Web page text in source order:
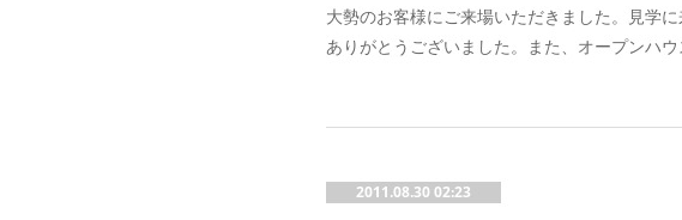
大勢のお客様にご来場いただきました。見学に
ありがとうございました。また、オープンハ
2011.08.30 02:23